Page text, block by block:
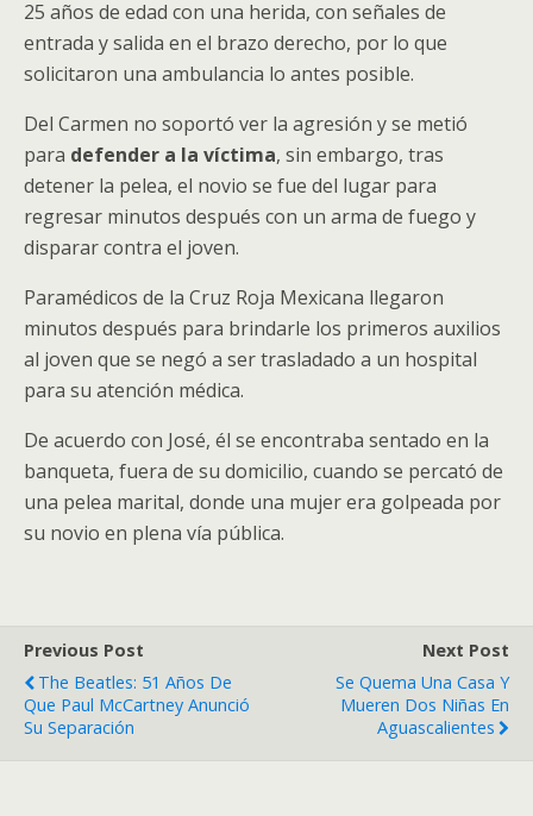
25 años de edad con una herida, con señales de
entrada y salida en el brazo derecho, por lo que
solicitaron una ambulancia lo antes posible.
Del Carmen no soportó ver la agresión y se metió
para defender a la víctima, sin embargo, tras
detener la pelea, el novio se fue del lugar para
regresar minutos después con un arma de fuego y
disparar contra el joven.
Paramédicos de la Cruz Roja Mexicana llegaron
minutos después para brindarle los primeros auxilios
al joven que se negó a ser trasladado a un hospital
para su atención médica.
De acuerdo con José, él se encontraba sentado en la
banqueta, fuera de su domicilio, cuando se percató de
una pelea marital, donde una mujer era golpeada por
su novio en plena vía pública.
Previous Post
The Beatles: 51 Años De
Que Paul McCartney Anunció
Su Separación
Next Post
Se Quema Una Casa Y
Mueren Dos Niñas En
Aguascalientes